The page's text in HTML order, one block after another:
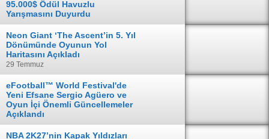
95.000$ Ödül Havuzlu
Yarışmasını Duyurdu
04 Ağustos
Neon Giant ‘The Ascent’in 5. Yıl
Dönümünde Oyunun Yol
Haritasını Açıkladı
29 Temmuz
eFootball™ World Festival'de
Yeni Efsane Sergio Agüero ve
Oyun İçi Önemli Güncellemeler
Açıklandı
28 Temmuz
NBA 2K27’nin Kapak Yıldızları